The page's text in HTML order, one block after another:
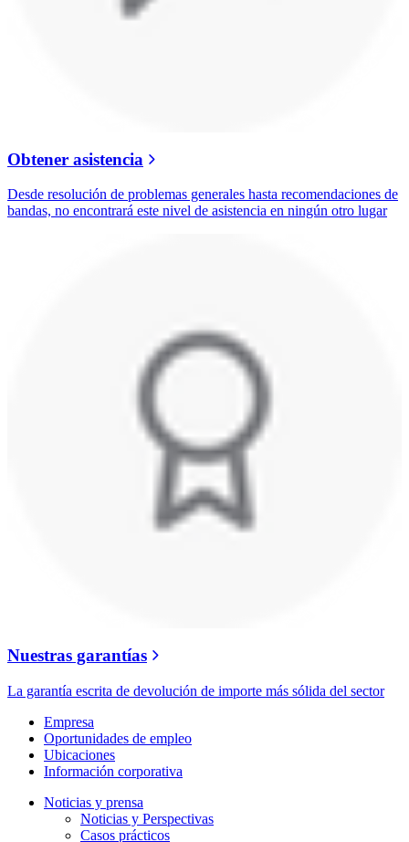
Obtener asistencia
Desde resolución de problemas generales hasta recomendaciones de
bandas, no encontrará este nivel de asistencia en ningún otro lugar
Nuestras garantías
La garantía escrita de devolución de importe más sólida del sector
Empresa
Oportunidades de empleo
Ubicaciones
Información corporativa
Noticias y prensa
Noticias y Perspectivas
Casos prácticos